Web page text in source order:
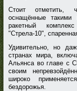
Стоит отметить,
оснащённые такими
ракетный
"Стрела-10",
Удивительно, но
странах мира,
Альянса во главе с
своим
широко
бездорожья.